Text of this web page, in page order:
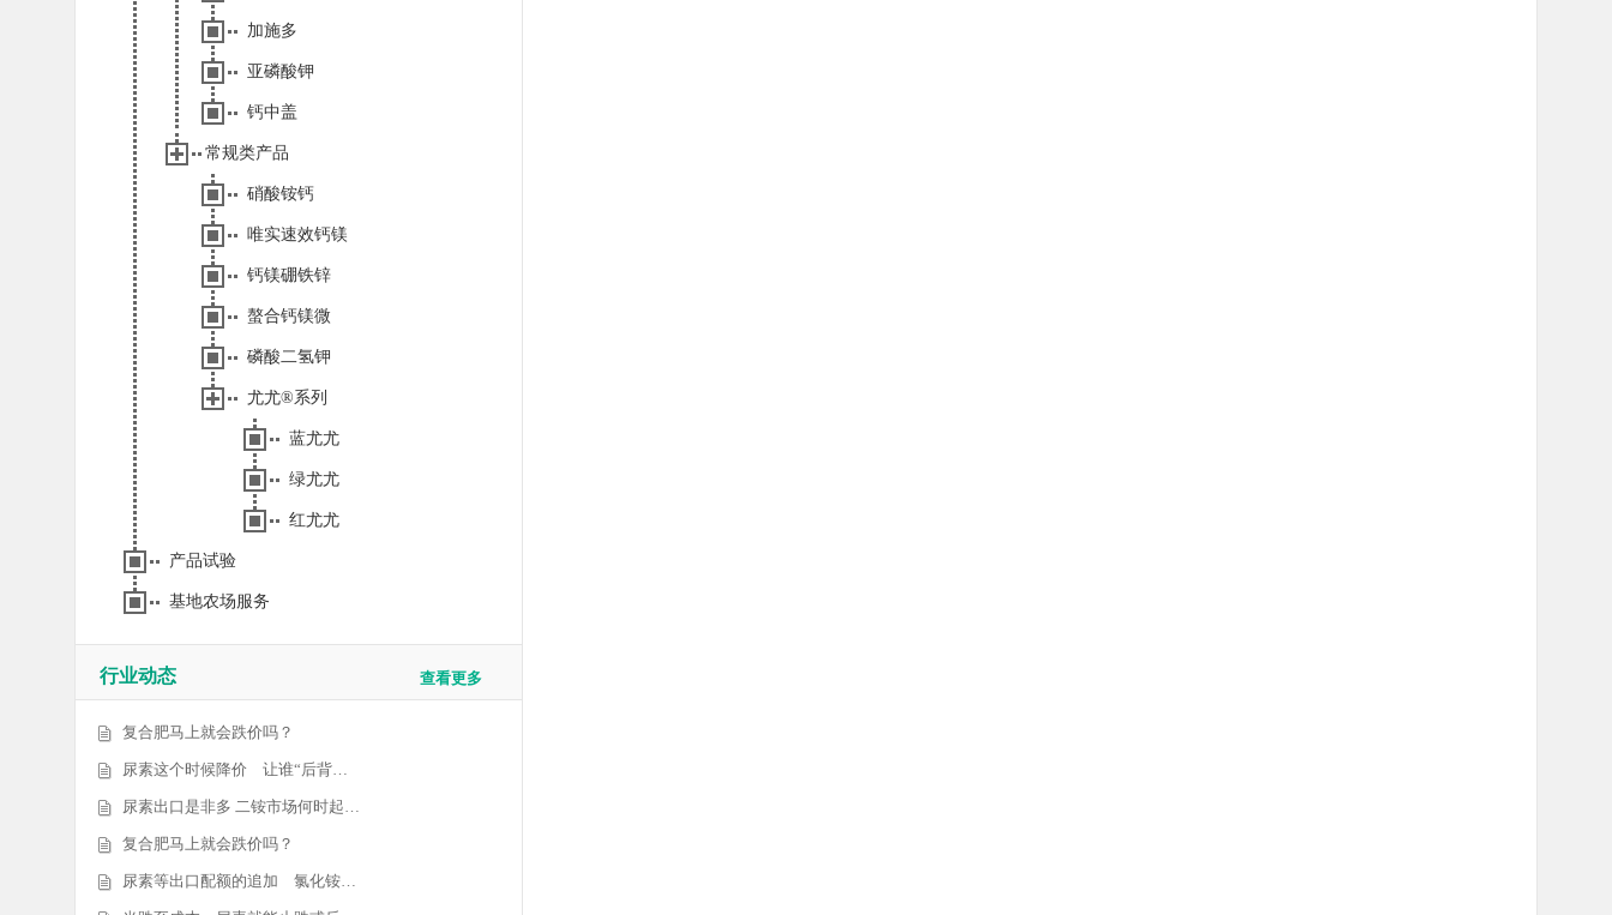
加施多
亚磷酸钾
钙中盖
常规类产品
硝酸铵钙
唯实速效钙镁
钙镁硼铁锌
螯合钙镁微
磷酸二氢钾
尤尤®系列
蓝尤尤
绿尤尤
红尤尤
产品试验
基地农场服务
行业动态 查看更多
复合肥马上就会跌价吗？
尿素这个时候降价 让谁“后背…
尿素出口是非多 二铵市场何时起…
复合肥马上就会跌价吗？
尿素等出口配额的追加 氯化铵…